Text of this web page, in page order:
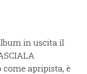
in uscita il
come apripista, è